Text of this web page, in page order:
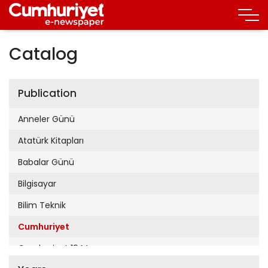
Catalog
Publication
Anneler Günü
Atatürk Kitapları
Babalar Günü
Bilgisayar
Bilim Teknik
Cumhuriyet
Cumhuriyet 19 Mayıs